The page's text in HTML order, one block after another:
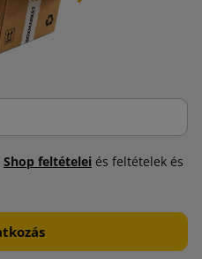
Shop feltételei és feltételek és